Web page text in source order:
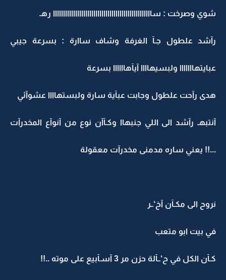
شوي وصرخت : سااااااااااااااااااااااااااااااااااااااااااااااااا رهـ
رآشد علطول جـآ الغرفة وشاف ساارة : بسرعة جيبي
عبايتهااااااا ولبسيهاااا آيآهاااااا بسرعة
هدى رآحت علطول وجابت عبآية سارة ولبستهاااا عشوآئي
آنتبهـ رآشد الى اللي جنبهاا وكـآآن نوع من آنوآع المخدرآت
...!! يعني ساره مدمنى مخدرآت معقولة
نروح الى مكـآن آخ‘ــر
في بيت ابو متعب
كـآن الكل في ح‘ــآلة حزن مر 3 آسـآبيع على موته ..!!